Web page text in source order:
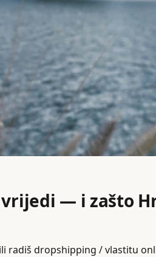
— i zašto
radiš dropshipping / vlastitu